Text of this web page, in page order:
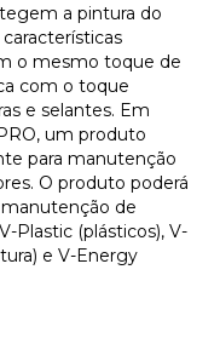
a pintura do
o mesmo toque de
com o toque
e selantes. Em
um produto
para manutenção
O produto poderá
manutenção de
Plastic (plásticos), V-
e V-Energy